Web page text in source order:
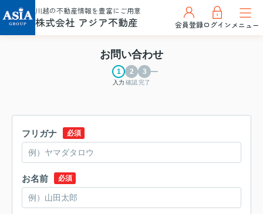
川越の不動産情報を豊富にご用意
株式会社 アジア不動産 会員登録ログインメニュー
お問い合わせ
入力 確認完了
フリガナ 必須
お名前 必須